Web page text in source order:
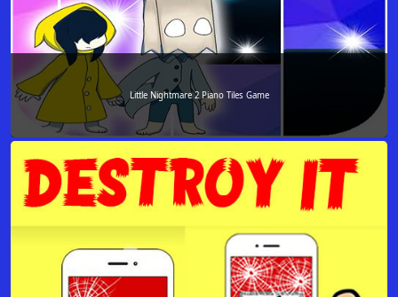
Little Nightmare 2 Piano Tiles Game